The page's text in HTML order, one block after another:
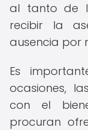
al tanto de
recibir la
ausencia por
Es
ocasiones,
con el
procuran